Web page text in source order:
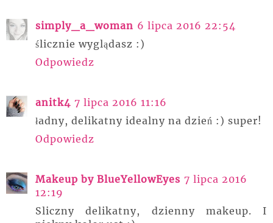
simply_a_woman 6 lipca 2016 22:54
ślicznie wyglądasz :)
Odpowiedz
anitk4 7 lipca 2016 11:16
ładny, delikatny idealny na dzień :) super!
Odpowiedz
Makeup by BlueYellowEyes 7 lipca 2016
12:19
Sliczny delikatny, dzienny makeup. I